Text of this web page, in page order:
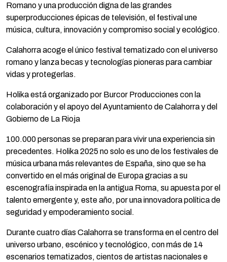
Romano y una producción digna de las grandes
superproducciones épicas de televisión, el festival une
música, cultura, innovación y compromiso social y ecológico.
Calahorra acoge el único festival tematizado con el universo
romano y lanza becas y tecnologías pioneras para cambiar
vidas y protegerlas.
Holika está organizado por Burcor Producciones con la
colaboración y el apoyo del Ayuntamiento de Calahorra y del
Gobierno de La Rioja
100.000 personas se preparan para vivir una experiencia sin
precedentes. Holika 2025 no solo es uno de los festivales de
música urbana más relevantes de España, sino que se ha
convertido en el más original de Europa gracias a su
escenografía inspirada en la antigua Roma, su apuesta por el
talento emergente y, este año, por una innovadora política de
seguridad y empoderamiento social.
Durante cuatro días Calahorra se transforma en el centro del
universo urbano, escénico y tecnológico, con más de 14
escenarios tematizados, cientos de artistas nacionales e